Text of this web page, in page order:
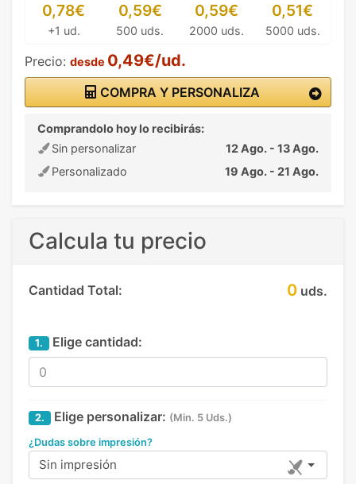
0,78€
+1 ud.
0,59€
500 uds.
0,59€
2000 uds.
0,51€
5000 uds.
Precio: desde 0,49€/ud.
COMPRA Y PERSONALIZA
Comprandolo hoy lo recibirás:
Sin personalizar
12 Ago. - 13 Ago.
Personalizado
19 Ago. - 21 Ago.
Calcula tu precio
Cantidad Total: 0 uds.
1. Elige cantidad:
2. Elige personalizar: (Min. 5 Uds.)
¿Dudas sobre impresión?
Sin impresión